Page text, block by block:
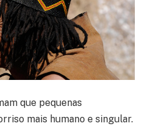
que pequenas
mais humano e singular.